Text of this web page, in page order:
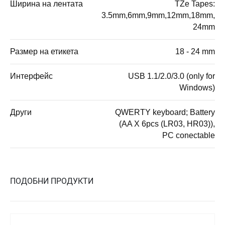
Ширина на лентата
TZe Tapes:
3.5mm,6mm,9mm,12mm,18mm,
24mm
Размер на етикета 18 - 24 mm
Интерфейс
USB 1.1/2.0/3.0 (only for
Windows)
Други
QWERTY keyboard; Battery
(AA X 6pcs (LR03, HR03)),
PC conectable
ПОДОБНИ ПРОДУКТИ